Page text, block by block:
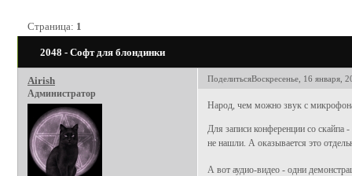
2048 - Софт для блондинки
Страница: 1
ПоделитьсяВоскресенье, 16 января,
Airish
Администратор
Народ, чем можно звук с
Для записи конференции со
не нашли. А оказывается это
А вот аудио-видео - одни